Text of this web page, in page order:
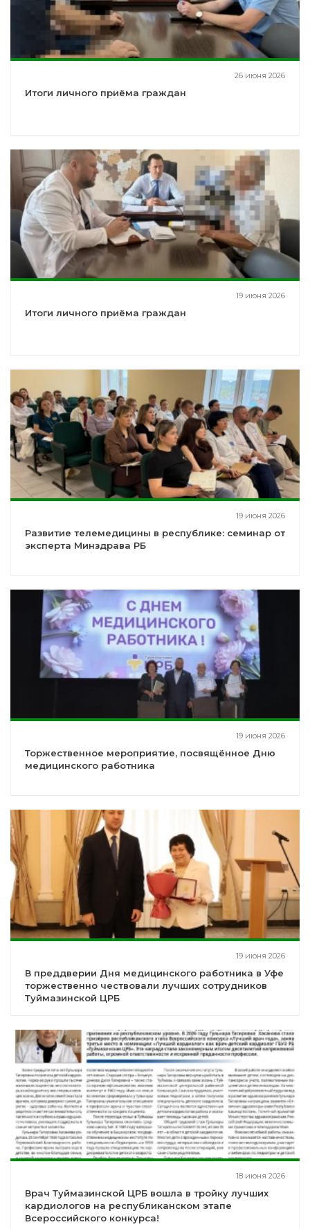
26 июня 2026
Итоги личного приёма граждан
19 июня 2026
Итоги личного приёма граждан
19 июня 2026
Развитие телемедицины в республике: семинар от
эксперта Минздрава РБ
19 июня 2026
Торжественное мероприятие, посвящённое Дню
медицинского работника
19 июня 2026
В преддверии Дня медицинского работника в Уфе
торжественно чествовали лучших сотрудников
Туймазинской ЦРБ
18 июня 2026
Врач Туймазинской ЦРБ вошла в тройку лучших
кардиологов на республиканском этапе
Всероссийского конкурса!